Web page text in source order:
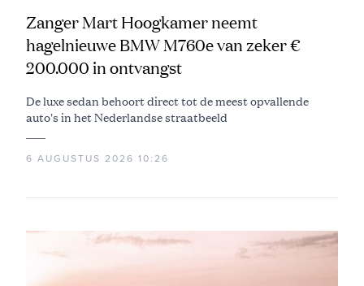
Zanger Mart Hoogkamer neemt
hagelnieuwe BMW M760e van zeker €
200.000 in ontvangst
De luxe sedan behoort direct tot de meest opvallende
auto's in het Nederlandse straatbeeld
6 AUGUSTUS 2026 10:26